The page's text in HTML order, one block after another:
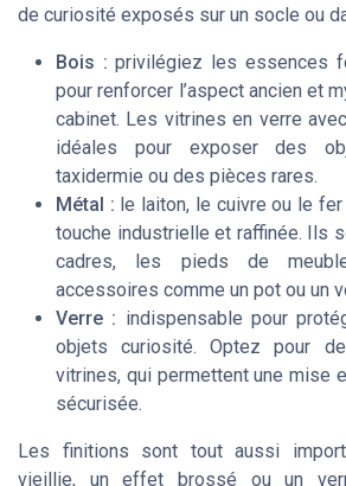
de curiosité exposés sur un socle ou
Bois : privilégiez les essences
pour renforcer l’aspect ancien et
cabinet. Les vitrines en verre
idéales pour exposer des
taxidermie ou des pièces rares.
Métal : le laiton, le cuivre ou le
touche industrielle et raffinée. Ils
cadres, les pieds de
accessoires comme un pot ou un
Verre : indispensable pour
objets curiosité. Optez pour
vitrines, qui permettent une mise
sécurisée.
Les finitions sont tout aussi
vieillie, un effet brossé ou un